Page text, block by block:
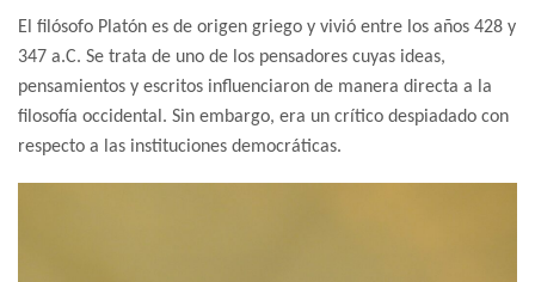
El filósofo Platón es de origen griego y vivió entre los años 428 y
347 a.C. Se trata de uno de los pensadores cuyas ideas,
pensamientos y escritos influenciaron de manera directa a la
filosofía occidental. Sin embargo, era un crítico despiadado con
respecto a las instituciones democráticas.